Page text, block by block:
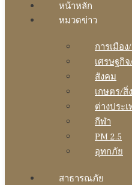
หน้าหลัก
หมวดข่าว
การเมือ
เศรษฐกิ
สังคม
เกษตร/สิ่
ต่างประเ
กีฬา
PM 2.5
อุทกภัย
สาธารณภัย